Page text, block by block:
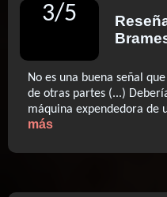
3/5
No es una buena señal
de otras partes (...)
máquina expendedora de
más